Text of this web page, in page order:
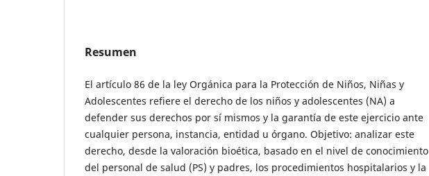
Resumen
El artículo 86 de la ley Orgánica para la Protección de Niños, Niñas y
Adolescentes refiere el derecho de los niños y adolescentes (NA) a
defender sus derechos por sí mismos y la garantía de este ejercicio ante
cualquier persona, instancia, entidad u órgano. Objetivo: analizar este
derecho, desde la valoración bioética, basado en el nivel de conocimiento
del personal de salud (PS) y padres, los procedimientos hospitalarios y la